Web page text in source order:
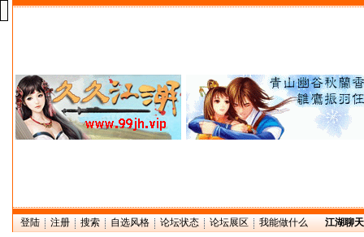
登陆 注册 搜索 自选风格 论坛状态 论坛展区 我能做什么 江湖聊